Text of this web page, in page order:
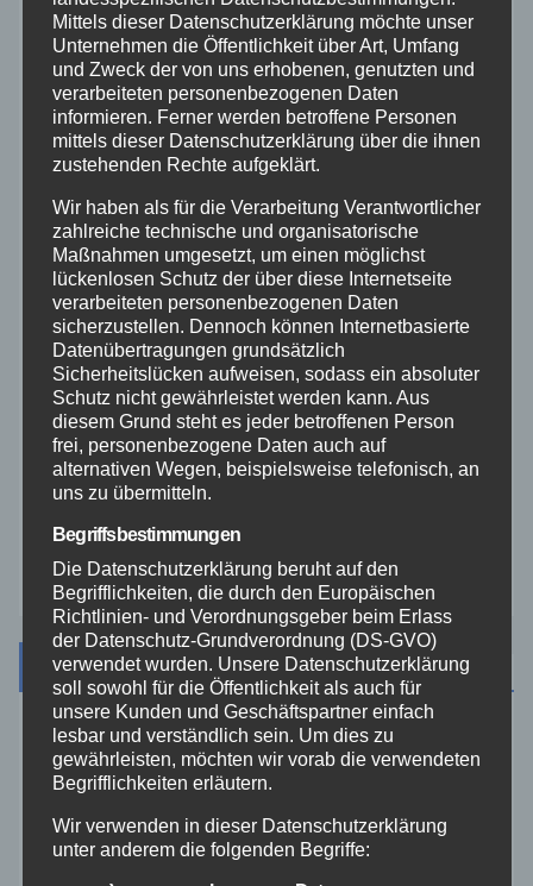
Neuwied
Polizei
Rhein-Lahn
THW
Veranstaltungen
Video
Westerwald
Zoll
Archiv
August 2026
Mittels dieser Datenschutzerklärung möchte unser
Unternehmen die Öffentlichkeit über Art, Umfang
und Zweck der von uns erhobenen, genutzten und
verarbeiteten personenbezogenen Daten
informieren. Ferner werden betroffene Personen
mittels dieser Datenschutzerklärung über die ihnen
zustehenden Rechte aufgeklärt.
Wir haben als für die Verarbeitung Verantwortlicher
zahlreiche technische und organisatorische
Maßnahmen umgesetzt, um einen möglichst
lückenlosen Schutz der über diese Internetseite
verarbeiteten personenbezogenen Daten
sicherzustellen. Dennoch können Internetbasierte
Datenübertragungen grundsätzlich
Sicherheitslücken aufweisen, sodass ein absoluter
Schutz nicht gewährleistet werden kann. Aus
diesem Grund steht es jeder betroffenen Person
frei, personenbezogene Daten auch auf
alternativen Wegen, beispielsweise telefonisch, an
uns zu übermitteln.
Begriffsbestimmungen
Die Datenschutzerklärung beruht auf den
Begrifflichkeiten, die durch den Europäischen
Richtlinien- und Verordnungsgeber beim Erlass
der Datenschutz-Grundverordnung (DS-GVO)
verwendet wurden. Unsere Datenschutzerklärung
soll sowohl für die Öffentlichkeit als auch für
unsere Kunden und Geschäftspartner einfach
lesbar und verständlich sein. Um dies zu
gewährleisten, möchten wir vorab die verwendeten
Begrifflichkeiten erläutern.
Wir verwenden in dieser Datenschutzerklärung
unter anderem die folgenden Begriffe: